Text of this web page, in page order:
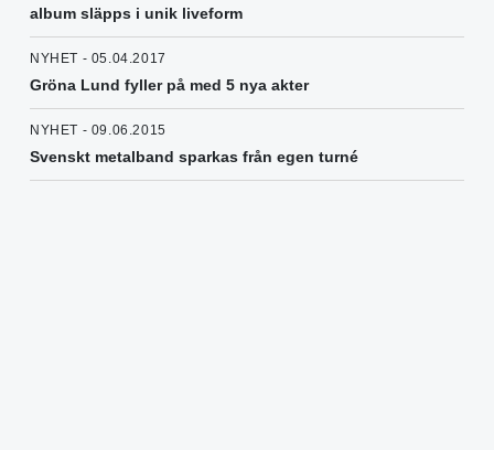
album släpps i unik liveform
NYHET - 05.04.2017
Gröna Lund fyller på med 5 nya akter
NYHET - 09.06.2015
Svenskt metalband sparkas från egen turné